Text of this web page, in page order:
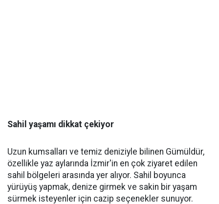
Sahil yaşamı dikkat çekiyor
Uzun kumsalları ve temiz deniziyle bilinen Gümüldür,
özellikle yaz aylarında İzmir'in en çok ziyaret edilen
sahil bölgeleri arasında yer alıyor. Sahil boyunca
yürüyüş yapmak, denize girmek ve sakin bir yaşam
sürmek isteyenler için cazip seçenekler sunuyor.